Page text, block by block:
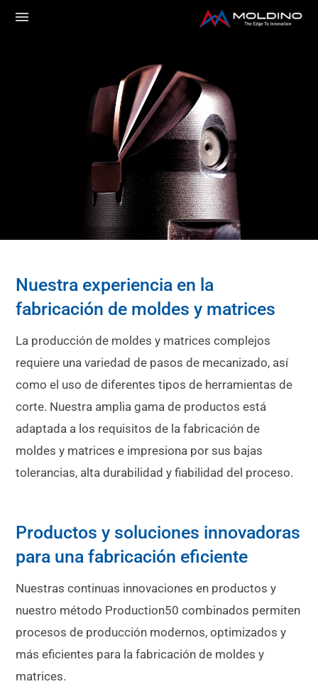
Nuestra experiencia en la
fabricación de moldes y matrices
La producción de moldes y matrices complejos
requiere una variedad de pasos de mecanizado, así
como el uso de diferentes tipos de herramientas de
corte. Nuestra amplia gama de productos está
adaptada a los requisitos de la fabricación de
moldes y matrices e impresiona por sus bajas
tolerancias, alta durabilidad y fiabilidad del proceso.
Productos y soluciones innovadoras
para una fabricación eficiente
Nuestras continuas innovaciones en productos y
nuestro método Production50 combinados permiten
procesos de producción modernos, optimizados y
más eficientes para la fabricación de moldes y
matrices.